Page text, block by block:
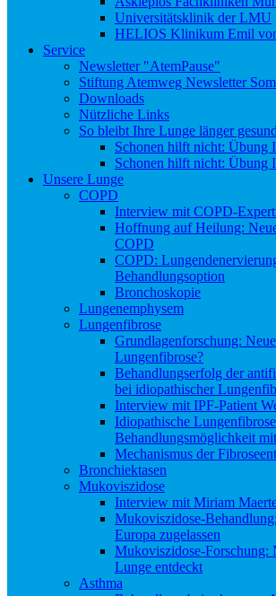
Universitätsklinik der LMU
HELIOS Klinikum Emil
Service
Newsletter "AtemPause"
Stiftung Atemweg Newsletter
Downloads
Nützliche Links
So bleibt Ihre Lunge länger gesund
Schonen hilft nicht: Übung
Schonen hilft nicht: Übung
Unsere Lunge
COPD
Interview mit COPD-
Hoffnung auf Heilung:
COPD
COPD:
Behandlungsoption
Bronchoskopie
Lungenemphysem
Lungenfibrose
Grundlagenforschung:
Lungenfibrose?
Behandlungserfolg der
bei idiopathischer
Interview mit IPF-Patient
Idiopathische
Behandlungsmöglichkeit
Mechanismus der
Bronchiektasen
Mukoviszidose
Interview mit Miriam
Mukoviszidose-
Europa zugelassen
Mukoviszidose-Forschung:
Lunge entdeckt
Asthma